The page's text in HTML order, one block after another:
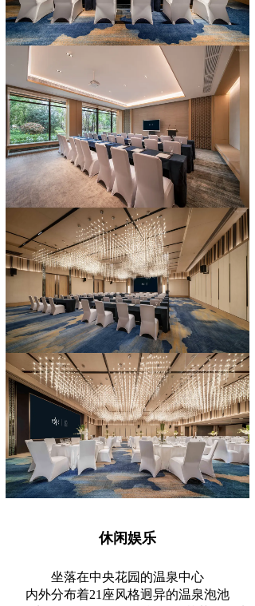
休闲娱乐
坐落在中央花园的温泉中心
内外分布着21座风格迥异的温泉泡池